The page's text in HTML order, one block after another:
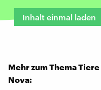
Inhalt einmal laden
Mehr zum Thema
Nova: